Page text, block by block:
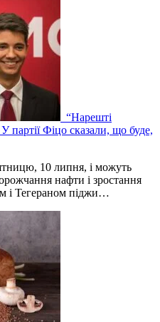
“Нарешті
партії Фіцо сказали, що буде,
10 липня, і можуть
нафти і зростання
і Тегераном піджи…